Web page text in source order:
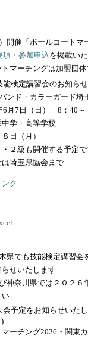
開催「ボールコートマ
項・参加申込を掲載い
マーチングは加盟団
能検定講習会のお知ら
ンド・カラーガード埼
月7日（日） 8：40～
学・高等学校
日（月）
２級も開催する予定で
埼玉県協会まで
ク
県でも技能検定講習会
せいたします
神奈川県では２０２
い
会予定をお知らせいた
ーチング2026・関東